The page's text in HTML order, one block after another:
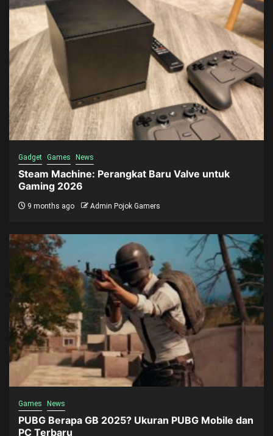
Gadget Games News
Steam Machine: Perangkat Baru Valve untuk
Gaming 2026
9 months ago Admin Pojok Gamers
Games News
PUBG Berapa GB 2025? Ukuran PUBG Mobile dan
PC Terbaru